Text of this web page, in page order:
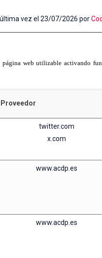
vez el 23/07/2026 por
página web utilizable activando
Proveedor
twitter.com
x.com
www.acdp.es
www.acdp.es